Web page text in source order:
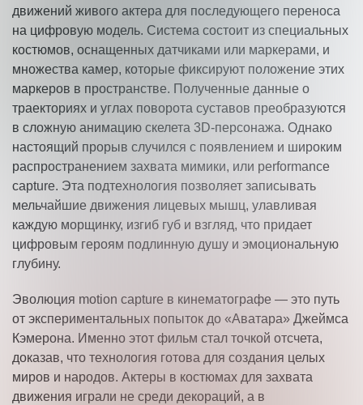
движений живого актера для последующего переноса
на цифровую модель. Система состоит из специальных
костюмов, оснащенных датчиками или маркерами, и
множества камер, которые фиксируют положение этих
маркеров в пространстве. Полученные данные о
траекториях и углах поворота суставов преобразуются
в сложную анимацию скелета 3D-персонажа. Однако
настоящий прорыв случился с появлением и широким
распространением захвата мимики, или performance
capture. Эта подтехнология позволяет записывать
мельчайшие движения лицевых мышц, улавливая
каждую морщинку, изгиб губ и взгляд, что придает
цифровым героям подлинную душу и эмоциональную
глубину.
Эволюция motion capture в кинематографе — это путь
от экспериментальных попыток до «Аватара» Джеймса
Кэмерона. Именно этот фильм стал точкой отсчета,
доказав, что технология готова для создания целых
миров и народов. Актеры в костюмах для захвата
движения играли не среди декораций, а в